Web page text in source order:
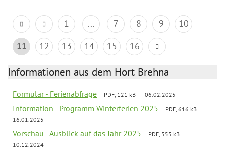
1 ... 7 8 9
10
11
12 13 14 15 16
Informationen aus dem Hort Brehna
Formular - Ferienabfrage PDF, 121 kB 06.02.2025
Information - Programm Winterferien 2025
PDF, 616 kB
16.01.2025
Vorschau - Ausblick auf das Jahr 2025
PDF, 353 kB
10.12.2024